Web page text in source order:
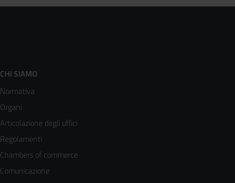
Footer
menù
colonna
3
CHI SIAMO
Normativa
Organi
Articolazione degli uffici
Regolamenti
Chambers of commerce
Comunicazione